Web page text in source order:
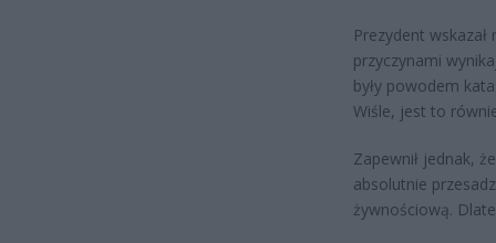
Prezydent
przyczynami
były powodem
Wiśle, jest to
Zapewnił jednak,
absolutnie
żywnościową.